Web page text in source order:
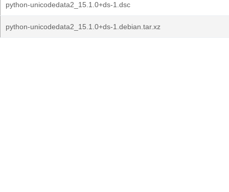
python-unicodedata2_15.1.0+ds-1.dsc
python-unicodedata2_15.1.0+ds-1.debian.tar.xz